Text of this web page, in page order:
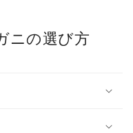
ニの選び方